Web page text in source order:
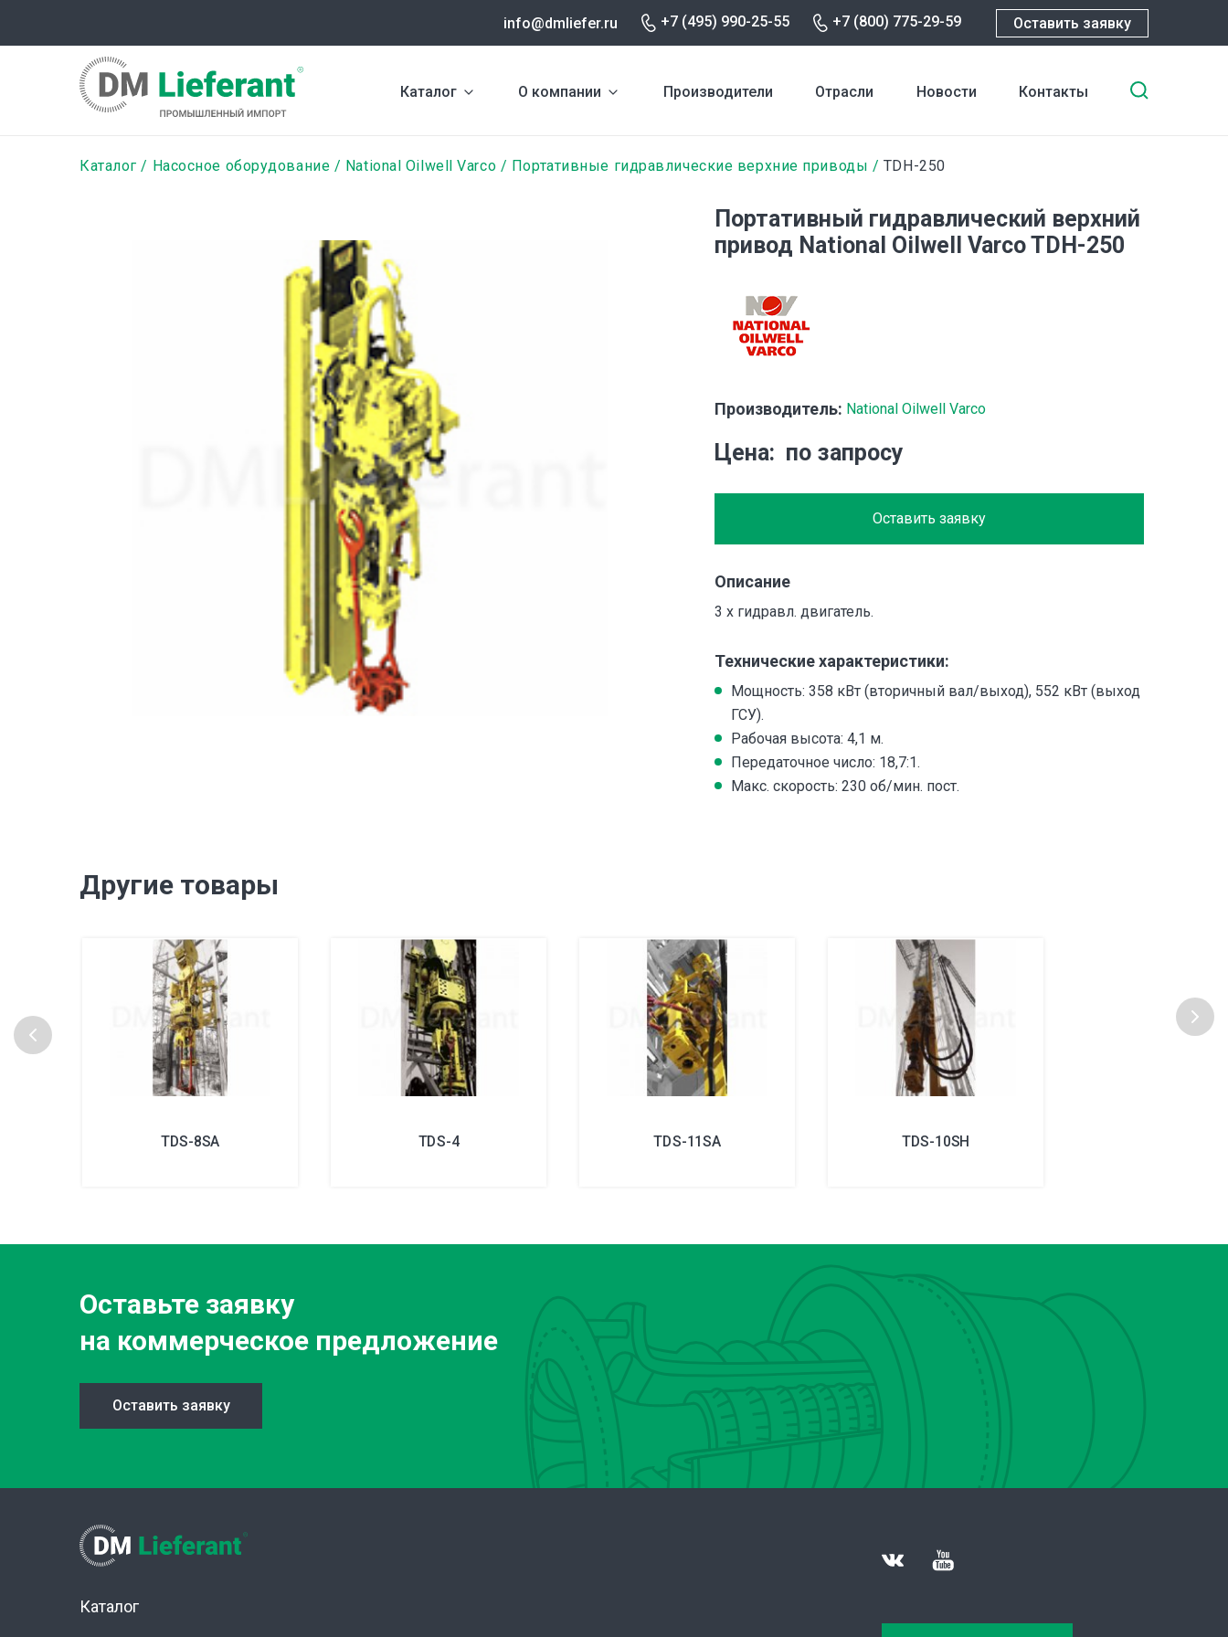
содержанию
info@dmliefer.ru +7 (495) 990-25-55 +7 (800) 775-29-59 Оставить заявку
Каталог О компании Производители Отрасли Новости Контакты
Строка
Каталог Насосное оборудование National Oilwell Varco Портативные гидравлические верхние приводы TDH-250
Портативный гидравлический верхний
привод National Oilwell Varco TDH-250
Производитель: National Oilwell Varco
Цена по запросу
Оставить заявку
Описание
3 x гидравл. двигатель.
Технические характеристики:
Мощность: 358 кВт (вторичный вал/выход), 552 кВт (выход
ГСУ).
Рабочая высота: 4,1 м.
Передаточное число: 18,7:1.
Макс. скорость: 230 об/мин. пост.
Другие товары
TDS-8SA TDS-4 TDS-11SA TDS-10SH
Оставьте заявку
на коммерческое предложение
Оставить заявку
Каталог